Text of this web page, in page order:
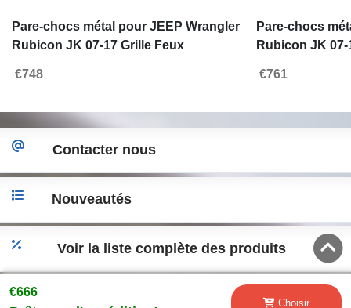
Pare-chocs métal pour JEEP Wrangler
Rubicon JK 07-17 Grille Feux
€748
Pare-chocs
Rubicon JK
€761
€666
Choisir
Contacter nous
Nouveautés
Voir la liste complète des produits
Accéder a la version desktop